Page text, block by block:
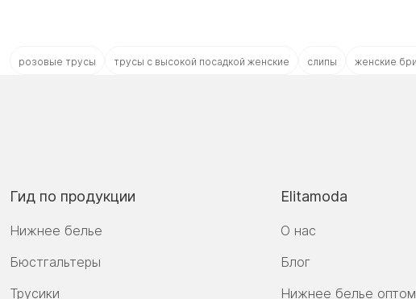
розовые трусы трусы с высокой посадкой женские слипы женские
Гид по продукции
Нижнее белье
Бюстгальтеры
Трусики
Elitamoda
О нас
Блог
Нижнее белье оптом